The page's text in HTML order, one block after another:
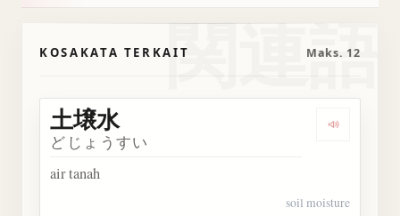
関連語
KOSAKATA TERKAIT Maks. 12
土壌水
どじょうすい
air tanah
soil moisture